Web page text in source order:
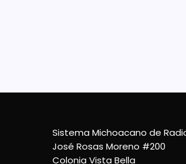
Sistema Michoacano de
José Rosas Moreno #200
Colonia Vista Bella